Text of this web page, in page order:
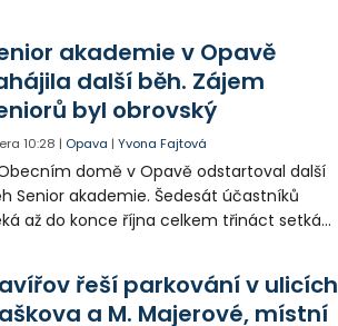
a místostarosta David Kula.
akademie v Opavě
další běh. Zájem
byl obrovský
10:28 | Opava |Yvona Fajtová
domě v Opavě odstartoval další
Senior akademie. Šedesát účastníků
až do konce října celkem třináct setkání
certifikáty o absolvování studia a
dárky.
řeší parkování v ulicích
a M. Majerové, místní